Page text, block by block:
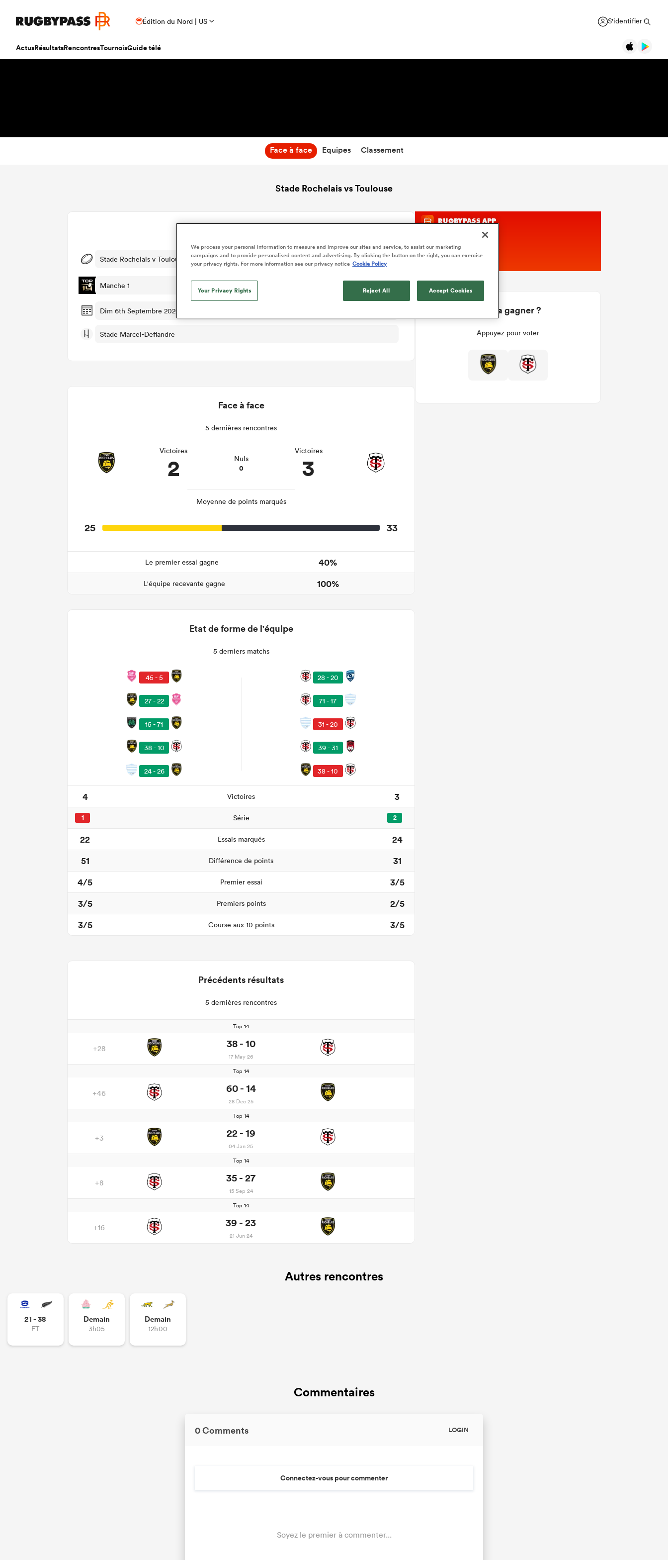
Édition du Nord | US S'identifier
ActusRésultatsRencontresTournoisGuide télé
Face à face Equipes Classement
Stade Rochelais vs Toulouse
Qui va gagner ?
Appuyez pour voter
Stade Rochelais v Toulouse
Manche 1
Dim 6th Septembre 2026, 12:05pm PDT
Stade Marcel-Deflandre
Face à face
5 dernières rencontres
Victoires
2 Nuls
0
Victoires
3
Moyenne de points marqués
25 33
Le premier essai gagne 40%
L'équipe recevante gagne 100%
Etat de forme de l'équipe
5 derniers matchs
45 - 5
27 - 22
15 - 71
38 - 10
24 - 26
28 - 20
71 - 17
31 - 20
39 - 31
38 - 10
4 Victoires 3
1 Série 2
22 Essais marqués
24
51
Différence de points
31
4/5
Premier essai
3/5
3/5
Premiers points
2/5
3/5
Course aux 10 points 3/5
Précédents résultats
5 dernières rencontres
Top 14
+28 38 - 10
17 May 26
Top 14
+46 60 - 14
28 Dec 25
Top 14
+3 22 - 19
04 Jan 25
Top 14
+8 35 - 27
15 Sep 24
Top 14
+16 39 - 23
21 Jun 24
Autres rencontres
21 - 38
FT
Demain
3h05
Demain
12h00
Commentaires
0 Comments LOGIN
Connectez-vous pour commenter
Soyez le premier à commenter...
We process your personal information to measure and improve our sites and service, to assist our marketing
campaigns and to provide personalised content and advertising. By clicking the button on the right, you can exercise
your privacy rights. For more information see our privacy notice Cookie Policy
Your Privacy Rights Reject All Accept Cookies